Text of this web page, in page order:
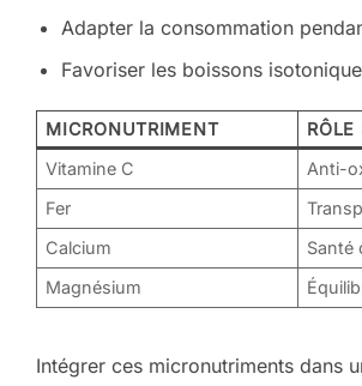
Adapter la consommation
Favoriser les boissons
MICRONUTRIMENT RÔLE
Vitamine C
Anti-
Fer
Calcium
Santé
Magnésium
Intégrer ces micronutriments dans